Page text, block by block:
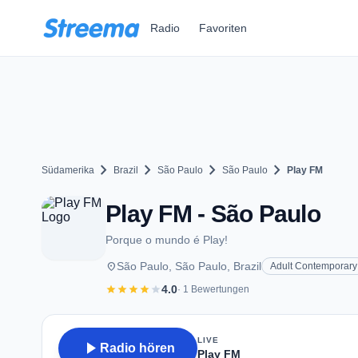
Radio Favoriten
Südamerika chevron_right Brazil chevron_right São Paulo chevron_right São Paulo chevron_right Play FM
Play FM - São Paulo
Porque o mundo é Play!
placeSão Paulo, São Paulo, Brazil Adult Contemporary
starstarstarstarstar4.0· 1 Bewertungen
play_arrow Radio hören
LIVE
Play FM